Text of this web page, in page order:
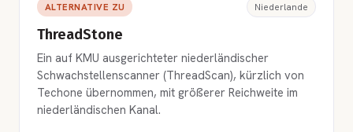
ALTERNATIVE ZU Niederlande
ThreadStone
Ein auf KMU ausgerichteter niederländischer
Schwachstellenscanner (ThreadScan), kürzlich von
Techone übernommen, mit größerer Reichweite im
niederländischen Kanal.